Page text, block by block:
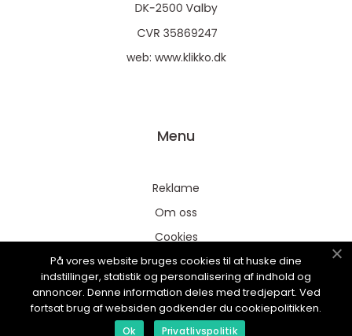
web: www.klikko.dk
Menu
Reklame
Om oss
Cookies
Kontakt Oss
Sitemap
På vores website bruges cookies til at huske dine
indstillinger, statistik og personalisering af indhold og
annoncer. Denne information deles med tredjepart. Ved
fortsat brug af websiden godkender du cookiepolitikken.
Ok Privatlivspolitik